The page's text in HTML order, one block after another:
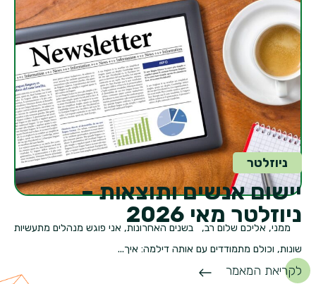
ניוזלטר
יישום אנשים ותוצאות –
ניוזלטר מאי 2026
ממני, אליכם שלום רב, בשנים האחרונות, אני פוגש מנהלים מתעשיות
שונות, וכולם מתמודדים עם אותה דילמה: איך...
לקריאת המאמר